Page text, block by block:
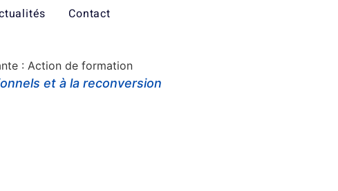
Contact
: Action de formation
et à la reconversion